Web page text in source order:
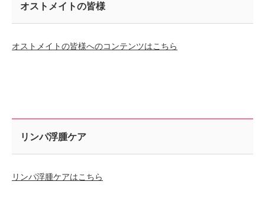
オストメイトの皆様
オストメイトの皆様へのコンテンツはこちら
リンパ浮腫ケア
リンパ浮腫ケアはこちら